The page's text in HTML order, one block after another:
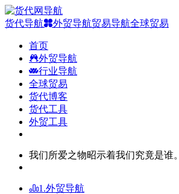
货代导航 外贸导航贸易导航全球贸易
首页
外贸导航
行业导航
全球贸易
货代博客
货代工具
外贸工具
我们所爱之物昭示着我们究竟是谁。
1.外贸导航